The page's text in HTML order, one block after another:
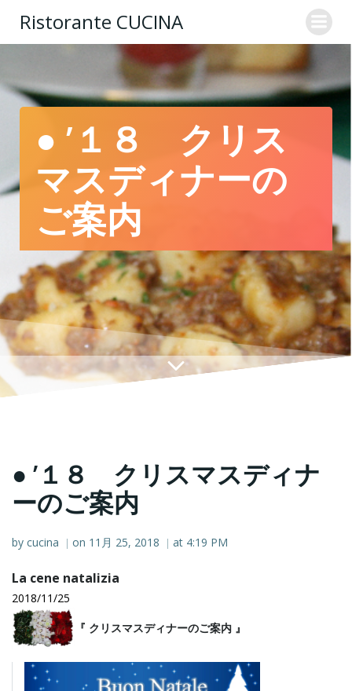
ン
テ
ン
ツ
へ
キ
ッ
プ
Ristorante CUCINA
● ’１８ クリス
マスディナーの
ご案内
● ’１８ クリスマスディナ
ーのご案内
by cucina | on 11月 25, 2018 | at 4:19 PM
La cene natalizia
2018/11/25
『 クリスマスディナーのご案内 』